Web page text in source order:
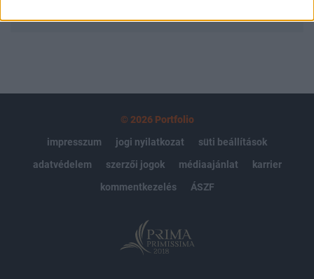
© 2026 Portfolio
impresszum
jogi nyilatkozat
süti beállítások
adatvédelem
szerzői jogok médiaajánlat
karrier
kommentkezelés
ÁSZF